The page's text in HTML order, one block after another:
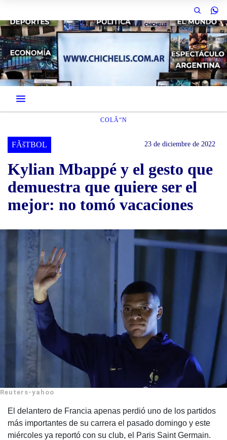
COLÃ“N
FÃšTBOL 23 de diciembre de 2022
Kylian Mbappé y el gesto que
demuestra que quiere ser el
mejor: no tomó vacaciones
Reuters-yahoo
El delantero de Francia apenas perdió uno de los partidos
más importantes de su carrera el pasado domingo y este
miércoles ya reportó con su club, el Paris Saint Germain.